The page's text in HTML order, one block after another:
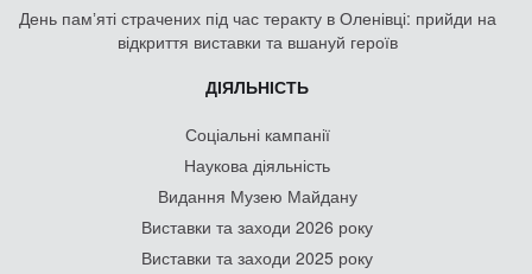
День памʼяті страчених під час теракту в Оленівці: прийди на
відкриття виставки та вшануй героїв
ДІЯЛЬНІСТЬ
Соціальні кампанії
Наукова діяльність
Видання Музею Майдану
Виставки та заходи 2026 року
Виставки та заходи 2025 року